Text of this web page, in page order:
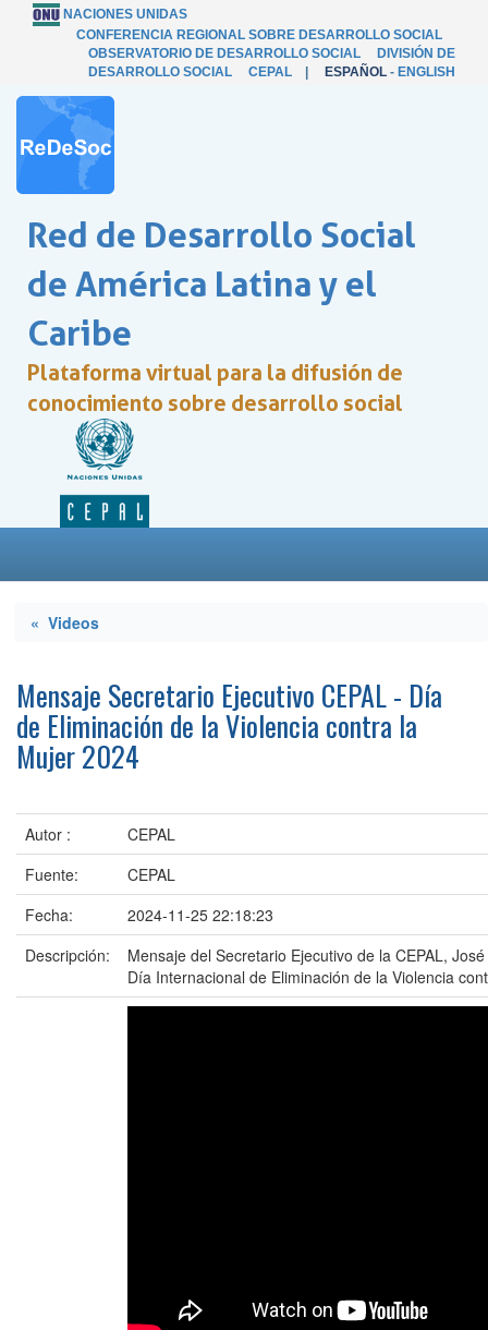
NACIONES UNIDAS
CONFERENCIA REGIONAL SOBRE DESARROLLO SOCIAL
OBSERVATORIO DE DESARROLLO SOCIAL
DIVISIÓN DE
DESARROLLO SOCIAL
CEPAL ESPAÑOL - ENGLISH
Red de Desarrollo Social
de América Latina y el
Caribe
Plataforma virtual para la difusión de
conocimiento sobre desarrollo social
« Videos
Mensaje Secretario Ejecutivo CEPAL - Día
de Eliminación de la Violencia contra la
Mujer 2024
Autor :
CEPAL
Fuente:
CEPAL
Fecha:
2024-11-25 22:18:23
Descripción:
Mensaje del Secretario Ejecutivo de la CEPAL,
Día Internacional de Eliminación de la Violencia